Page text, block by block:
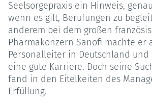
Seelsorgepraxis ein Hinweis,
wenn es gilt, Berufungen zu
anderem bei dem großen
Pharmakonzern Sanofi machte er
Personalleiter in Deutschland und
eine gute Karriere. Doch seine
fand in den Eitelkeiten des
Erfüllung.